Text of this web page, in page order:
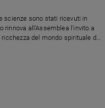
scienze sono stati ricevuti in
rinnova all'Assemblea l'invito a
del mondo spirituale dei
combattere i molti rischi globali